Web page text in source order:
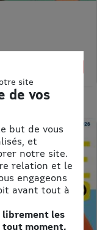
site
de vos
but de vous
et
notre site.
relation et le
engageons
avant tout à
librement les
moment.